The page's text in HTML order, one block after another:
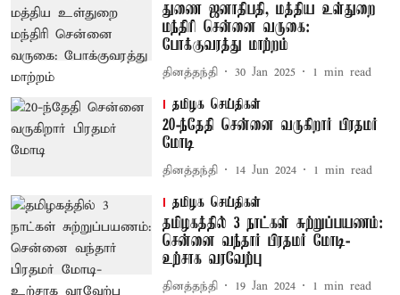
துணை ஜனாதிபதி, மத்திய உள்துறை
மந்திரி சென்னை வருகை:
போக்குவரத்து மாற்றம்
தினத்தந்தி 30 Jan 2025 1 min read
தமிழக செய்திகள்
20-ந்தேதி சென்னை வருகிறார் பிரதமர்
மோடி
தினத்தந்தி 14 Jun 2024 1 min read
தமிழக செய்திகள்
தமிழகத்தில் 3 நாட்கள் சுற்றுப்பயணம்:
சென்னை வந்தார் பிரதமர் மோடி-
உற்சாக வரவேற்பு
தினத்தந்தி 19 Jan 2024 1 min read